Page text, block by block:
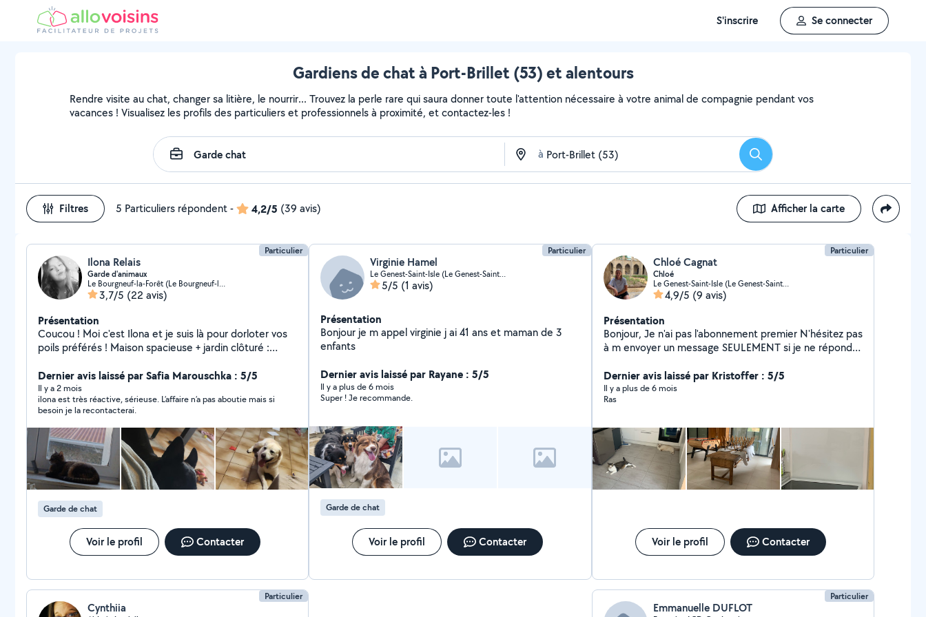
S'inscrire Se connecter
Gardiens de chat à Port-Brillet (53) et alentours
Rendre visite au chat, changer sa litière, le nourrir... Trouvez la perle rare qui saura donner toute l'attention nécessaire à votre animal de compagnie pendant vos
vacances ! Visualisez les profils des particuliers et professionnels à proximité, et contactez-les !
à Rechercher
Filtres 5 Particuliers répondent- 4,2/5 (39 avis) Afficher la carte
Particulier
Ilona Relais
Garde d'animaux
Le Bourgneuf-la-Forêt (Le Bourgneuf-la-Forêt)
3,7/5 (22 avis)
Présentation
Coucou ! Moi c'est Ilona et je suis là pour dorloter vos
poils préférés ! Maison spacieuse + jardin clôturé :
mastication pour des journées pleines de fun. Photos,
vidéos et même visio pour suivre leurs aventures en
direct. Fiable, douce et ponctuelle, vos compagnons se
sentiront comme à la maison et je suis sûre qu'ils
m'adoreront ! Envoyez-moi un message ou apeler moi
et je m'occupe de tout !
Dernier avis laissé par Safia Marouschka : 5/5
Il y a 2 mois
ilona est très réactive, sérieuse. L’affaire n’a pas aboutie mais si
besoin je la recontacterai.
Garde de chat
Voir le profil Contacter
Particulier
Virginie Hamel
Le Genest-Saint-Isle (Le Genest-Saint-Isle)
5/5 (1 avis)
Présentation
Bonjour je m appel virginie j ai 41 ans et maman de 3
enfants
Dernier avis laissé par Rayane : 5/5
Il y a plus de 6 mois
Super ! Je recommande.
Garde de chat
Voir le profil Contacter
Particulier
Chloé Cagnat
Chloé
Le Genest-Saint-Isle (Le Genest-Saint-Isle)
4,9/5 (9 avis)
Présentation
Bonjour, Je n'ai pas l'abonnement premier N'hésitez pas
à m envoyer un message SEULEMENT si je ne réponds
service sur tout type de besoin, courses, covoiturage,
ménage, repassage, garde ou promenade d'animaux,
entretien des espaces verts, travaux en intérieur
N'hésitez pas à me demander si besoin
Dernier avis laissé par Kristoffer : 5/5
Il y a plus de 6 mois
Ras
Voir le profil Contacter
Particulier
Cynthiia
Particulier
Emmanuelle DUFLOT